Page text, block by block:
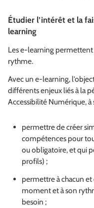
Étudier l’intérêt et la
learning
Les e-learning
rythme.
Avec un e-learning,
différents enjeux liés à la
Accessibilité Numérique, à
permettre de créer
compétences pour
ou obligatoire, et qui
profils) ;
permettre à chacun
moment et à son
besoin ;